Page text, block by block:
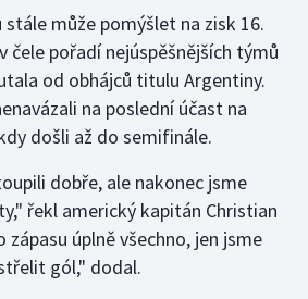
může pomýšlet na zisk 16.
čele pořadí nejúspěšnějších týmů
od obhájců titulu Argentiny.
na poslední účast na
došli až do semifinále.
dobře, ale nakonec jsme
řekl americký kapitán Christian
zápasu úplně všechno, jen jsme
gól," dodal.